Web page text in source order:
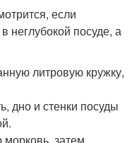
если
неглубокой посуде, а
литровую кружку,
дно и стенки посуды